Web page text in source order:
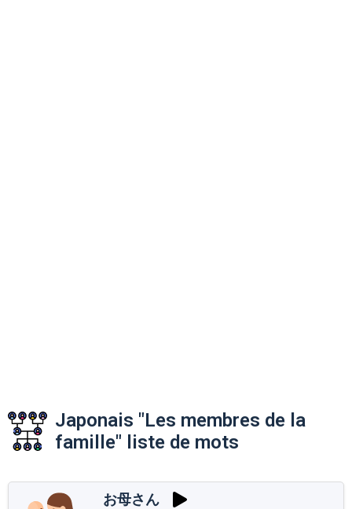
Japonais "Les membres de la
famille" liste de mots
お母さん